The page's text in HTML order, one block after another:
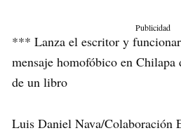
Publicidad
*** Lanza el escritor y
mensaje homofóbico en Chilapa
de un libro
Luis Daniel Nava/Colaboración